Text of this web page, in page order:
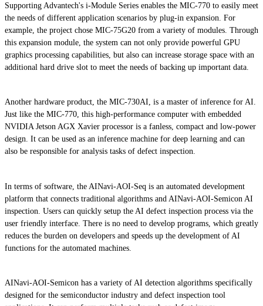
Supporting Advantech's i-Module Series enables the MIC-770 to easily meet
the needs of different application scenarios by plug-in expansion. For
example, the project chose MIC-75G20 from a variety of modules. Through
this expansion module, the system can not only provide powerful GPU
graphics processing capabilities, but also can increase storage space with an
additional hard drive slot to meet the needs of backing up important data.
Another hardware product, the MIC-730AI, is a master of inference for AI.
Just like the MIC-770, this high-performance computer with embedded
NVIDIA Jetson AGX Xavier processor is a fanless, compact and low-power
design. It can be used as an inference machine for deep learning and can
also be responsible for analysis tasks of defect inspection.
In terms of software, the AINavi-AOI-Seq is an automated development
platform that connects traditional algorithms and AINavi-AOI-Semicon AI
inspection. Users can quickly setup the AI defect inspection process via the
user friendly interface. There is no need to develop programs, which greatly
reduces the burden on developers and speeds up the development of AI
functions for the automated machines.
AINavi-AOI-Semicon has a variety of AI detection algorithms specifically
designed for the semiconductor industry and defect inspection tool